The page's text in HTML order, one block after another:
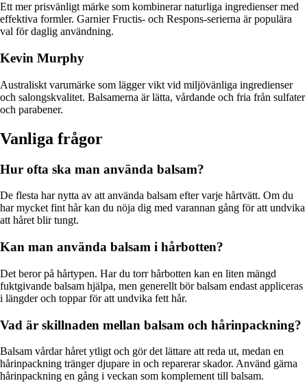
Ett mer prisvänligt märke som kombinerar naturliga ingredienser med
effektiva formler. Garnier Fructis- och Respons-serierna är populära
val för daglig användning.
Kevin Murphy
Australiskt varumärke som lägger vikt vid miljövänliga ingredienser
och salongskvalitet. Balsamerna är lätta, vårdande och fria från sulfater
och parabener.
Vanliga frågor
Hur ofta ska man använda balsam?
De flesta har nytta av att använda balsam efter varje hårtvätt. Om du
har mycket fint hår kan du nöja dig med varannan gång för att undvika
att håret blir tungt.
Kan man använda balsam i hårbotten?
Det beror på hårtypen. Har du torr hårbotten kan en liten mängd
fuktgivande balsam hjälpa, men generellt bör balsam endast appliceras
i längder och toppar för att undvika fett hår.
Vad är skillnaden mellan balsam och hårinpackning?
Balsam vårdar håret ytligt och gör det lättare att reda ut, medan en
hårinpackning tränger djupare in och reparerar skador. Använd gärna
hårinpackning en gång i veckan som komplement till balsam.